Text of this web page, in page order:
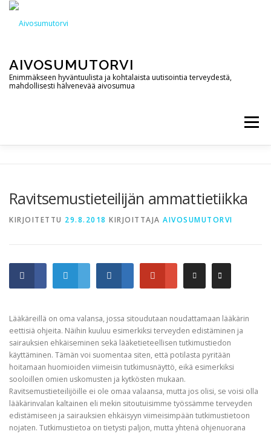
Siirry
AIVOSUMUTORVI
Enimmäkseen hyväntuulista ja kohtalaista uutisointia terveydestä,
mahdollisesti hälvenevää aivosumua
Valikko
Ravitsemustieteilijän ammattietiikka
KIRJOITETTU 29.8.2018 KIRJOITTAJA AIVOSUMUTORVI
Lääkäreillä on oma valansa, jossa sitoudutaan noudattamaan lääkärin
eettisiä ohjeita. Näihin kuuluu esimerkiksi terveyden edistäminen ja
sairauksien ehkäiseminen sekä lääketieteellisen tutkimustiedon
käyttäminen. Tämän voi suomentaa siten, että potilasta pyritään
hoitamaan huomioiden viimeisin tutkimusnäyttö, eikä esimerkiksi
sooloillen omien uskomusten ja kytkösten mukaan.
Ravitsemustieteilijöille ei ole omaa valaansa, mutta jos olisi, se voisi olla
lääkärinvalan kaltainen eli mekin sitoutuisimme työssämme terveyden
edistämiseen ja sairauksien ehkäisyyn viimeisimpään tutkimustietoon
nojaten. Tutkimustietoa on tietysti paljon, mutta yhtenä ohjenuorana